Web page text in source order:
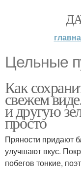
Цельные
Как
свежем
и другую
просто
Пряности придают
улучшают вкус.
побегов тонкие,